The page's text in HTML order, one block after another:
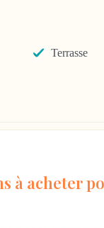
Terrasse
à acheter